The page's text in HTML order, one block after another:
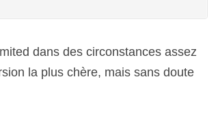
dans des circonstances assez
la plus chère, mais sans doute